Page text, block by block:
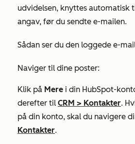
udvidelsen, knyttes automatisk
angav, før du sendte e-mailen.
Sådan ser du den loggede e-
Naviger til dine poster:
Klik på Mere i din HubSpot-
derefter til CRM > Kontakter.
på din konto, skal du navigere
Kontakter.